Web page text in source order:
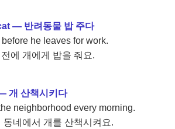
— 반려동물 밥 주다
he leaves for work.
에 개에게 밥을 줘요.
개 산책시키다
neighborhood every morning.
네에서 개를 산책시켜요.